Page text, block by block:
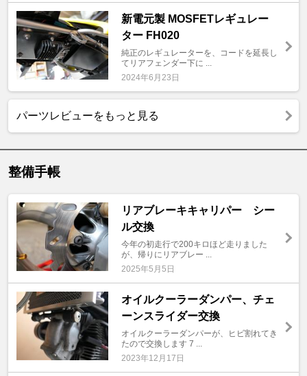
新電元製 MOSFETレギュレー
ター FH020
純正のレギュレーターを、コードを延長し
てリアフェンダー下に ...
2024年6月23日
パーツレビューをもっと見る
整備手帳
リアブレーキキャリパー シー
ル交換
今年の初走行で200キロほど走りました
が、帰りにリアブレー ...
2025年5月5日
オイルクーラーダンパー、チェ
ーンスライダー交換
オイルクーラーダンパーが、ヒビ割れてき
たので交換します 7 ...
2023年12月17日